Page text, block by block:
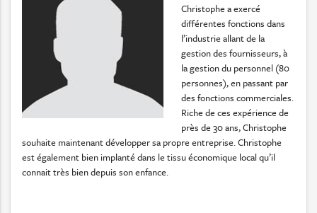
Christophe a exercé
différentes fonctions dans
l’industrie allant de la
gestion des fournisseurs, à
la gestion du personnel (80
personnes), en passant par
des fonctions commerciales.
Riche de ces expérience de
près de 30 ans, Christophe
souhaite maintenant développer sa propre entreprise. Christophe
est également bien implanté dans le tissu économique local qu’il
connait très bien depuis son enfance.